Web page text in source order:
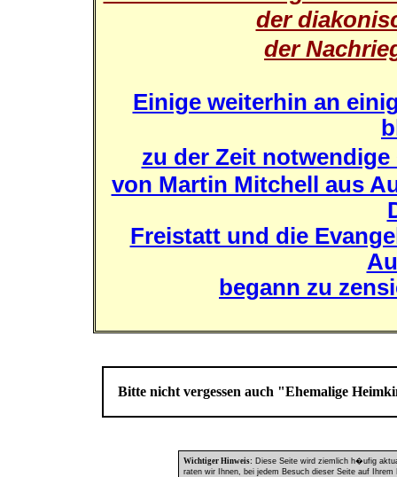
der
der
Einige weiterhin an
zu der Zeit
von Martin Mitchell aus
Freistatt und die
begann zu
Bitte nicht vergessen auch "Ehemalige
Wichtiger Hinweis: Diese Seite wird ziemlich h�ufig
raten wir Ihnen, bei jedem Besuch dieser Seite auf